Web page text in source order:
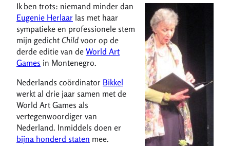
Ik ben trots: niemand minder dan
Eugenie Herlaar las met haar
sympatieke en professionele stem
mijn gedicht Child voor op de
derde editie van de World Art
Games in Montenegro.
Nederlands coördinator Bikkel
werkt al drie jaar samen met de
World Art Games als
vertegenwoordiger van
Nederland. Inmiddels doen er
bijna honderd staten mee.